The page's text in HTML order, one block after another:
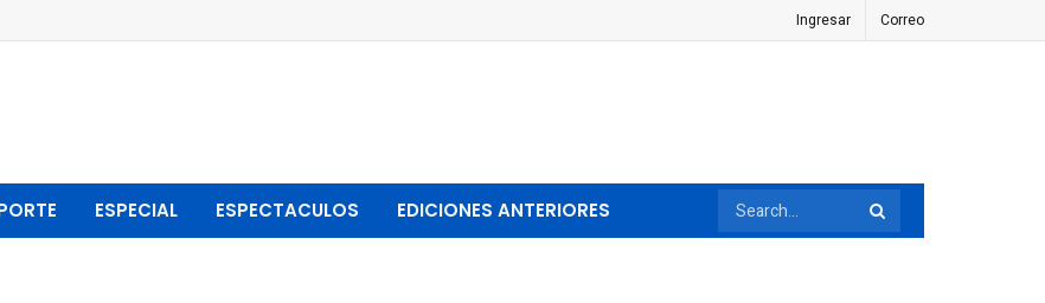
Ingresar Correo
ESPECIAL ESPECTACULOS EDICIONES ANTERIORES